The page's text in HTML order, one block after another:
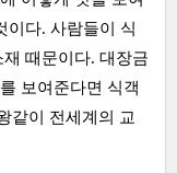
이다. 사람들이 식
때문이다. 대장금
보여준다면 식객
같이 전세계의 교